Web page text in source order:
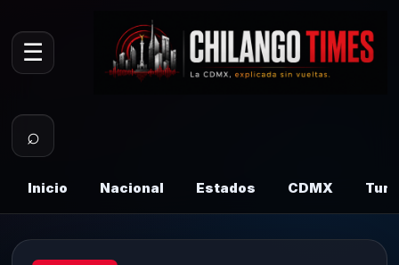
☰
⌕
Inicio Nacional Estados CDMX